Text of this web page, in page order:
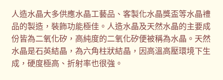
人造水晶大多供應水晶工藝品、客製化水晶獎盃等水晶禮
品的製造，裝飾功能極佳。人造水晶及天然水晶的主要成
份皆為二氧化矽，高純度的二氧化矽便被稱為水晶。天然
水晶是石英結晶，為六角柱狀結晶，因高溫高壓環境下生
成，硬度極高、折射率也很強。